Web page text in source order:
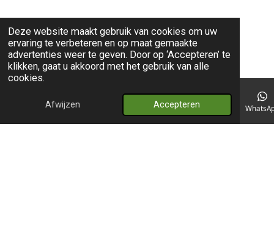
Deze website maakt gebruik van cookies om uw
ervaring te verbeteren en op maat gemaakte
advertenties weer te geven. Door op ‘Accepteren’ te
klikken, gaat u akkoord met het gebruik van alle
cookies.
Afwijzen Accepteren
E-mailadres Kaart